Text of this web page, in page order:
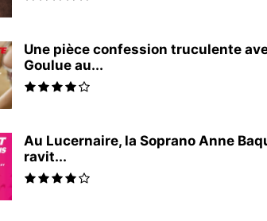
Une pièce confession truculente
Goulue au...
Au Lucernaire, la Soprano Anne
ravit...